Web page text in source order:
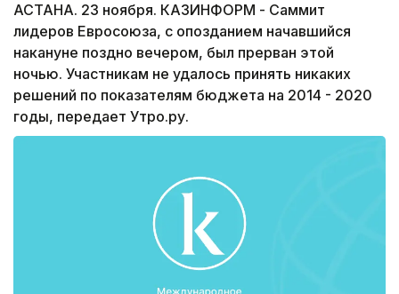
АСТАНА. 23 ноября. КАЗИНФОРМ - Саммит
лидеров Евросоюза, с опозданием начавшийся
накануне поздно вечером, был прерван этой
ночью. Участникам не удалось принять никаких
решений по показателям бюджета на 2014 - 2020
годы, передает Утро.ру.